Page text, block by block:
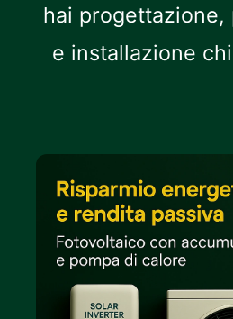
hai progettazione,
e installazione